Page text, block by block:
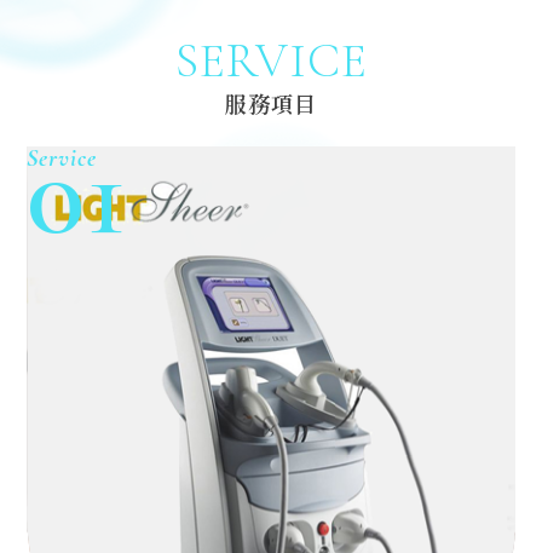
SERVICE
服務項目
Service
01